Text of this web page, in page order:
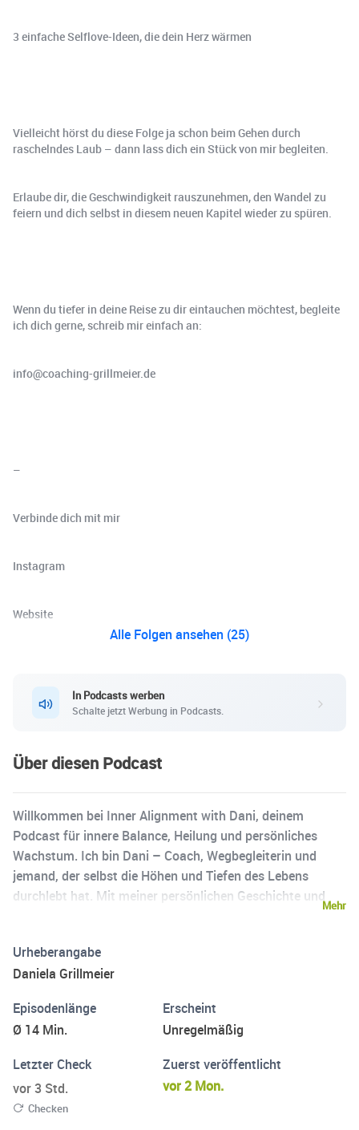
3 einfache Selflove-Ideen, die dein Herz wärmen
Vielleicht hörst du diese Folge ja schon beim Gehen durch
raschelndes Laub – dann lass dich ein Stück von mir begleiten.
Erlaube dir, die Geschwindigkeit rauszunehmen, den Wandel zu
feiern und dich selbst in diesem neuen Kapitel wieder zu spüren.
Wenn du tiefer in deine Reise zu dir eintauchen möchtest, begleite
ich dich gerne, schreib mir einfach an:
info@coaching-grillmeier.de
–
Verbinde dich mit mir
⁠⁠⁠⁠⁠⁠⁠⁠⁠⁠⁠⁠⁠⁠⁠⁠⁠⁠Instagram⁠⁠⁠⁠⁠
⁠⁠⁠⁠⁠Website
Alle Folgen ansehen (25)
In Podcasts werben
Schalte jetzt Werbung in Podcasts.
Über diesen Podcast
Willkommen bei Inner Alignment with Dani, deinem
Podcast für innere Balance, Heilung und persönliches
Wachstum. Ich bin Dani – Coach, Wegbegleiterin und
jemand, der selbst die Höhen und Tiefen des Lebens
durchlebt hat. Mit meiner persönlichen Geschichte und
Gespräche, praktische Anleitungen und meine persönliche
Geschichte. Lass uns gemeinsam die Vergangenheit
Abonniere jetzt und starte deine Reise zu deinem inneren
Gleichgewicht!
Mehr
Urheberangabe
Daniela Grillmeier
Episodenlänge
Ø 14 Min.
Erscheint
Unregelmäßig
Letzter Check
vor 3 Std.
Checken
Zuerst veröffentlicht
vor 2 Mon.